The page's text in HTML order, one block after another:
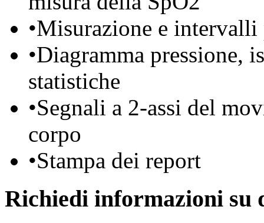
•Misurazione e
•Diagramma pressione,
statistiche
•Segnali a 2-assi del
corpo
•Stampa dei report
Richiedi informazioni su